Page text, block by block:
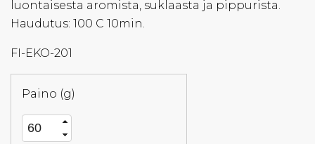
luontaisesta aromista, suklaasta ja pippurista.
Haudutus: 100 C 10min.
FI-EKO-201
Paino (g)